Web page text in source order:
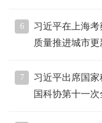
6
习近平在上海
质量推进城市更
7
习近平出席国
国科协第十一